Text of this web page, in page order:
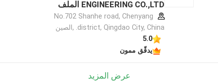
ENGINEERING CO.,LTD الملف
الشركة المصنعة
No.702 Shanhe road, Chenyang
district, Qingdao City, China. ,الصين
5.0
يدقّق ممون
عرض المزيد